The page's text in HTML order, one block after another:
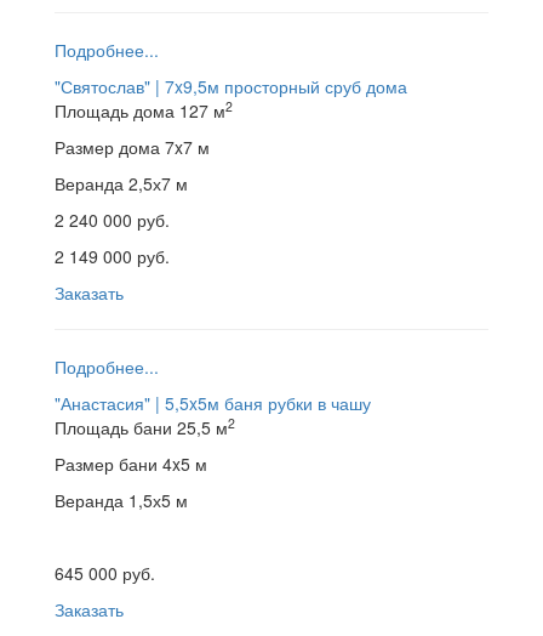
Подробнее...
"Святослав" | 7x9,5м просторный сруб дома
Площадь дома 127 м2
Размер дома 7x7 м
Веранда 2,5х7 м
2 240 000 руб.
2 149 000 руб.
Заказать
Подробнее...
"Анастасия" | 5,5x5м баня рубки в чашу
Площадь бани 25,5 м2
Размер бани 4x5 м
Веранда 1,5х5 м
645 000 руб.
Заказать